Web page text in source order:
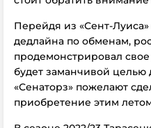
Перейдя из «Сент-
дедлайна по обменам,
продемонстрировал
будет заманчивой целью
«Сенаторз» пожелают
приобретение этим